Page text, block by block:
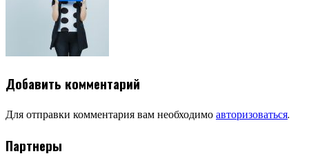
Добавить комментарий
Для отправки комментария вам необходимоавторизоваться.
Партнеры